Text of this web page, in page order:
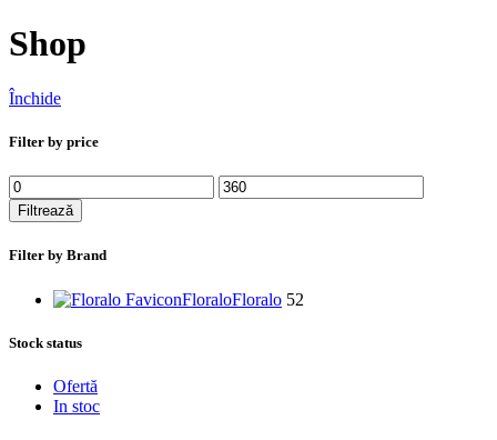
Shop
Închide
Filter by price
Preț
minim
Preț
maxim
Filtrează
Filter by Brand
FloraloFloralo 52
Stock status
Ofertă
In stoc